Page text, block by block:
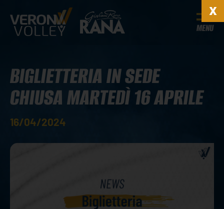
MENU
BIGLIETTERIA IN SEDE
CHIUSA MARTEDÌ 16 APRILE
16/04/2024